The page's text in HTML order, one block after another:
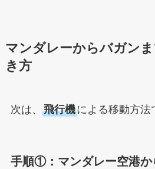
マンダレーからバガン
き方
次は、 飛行機による移動方法
手順①：マンダレー空港か